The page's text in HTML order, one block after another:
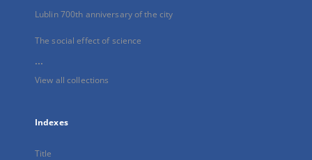
Lublin 700th anniversary of the city
The social effect of science
...
View all collections
Indexes
Title